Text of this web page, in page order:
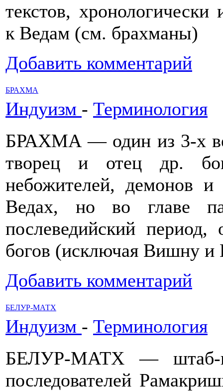
текстов,
к Ведам (см. брахманы)
Добавить комментарий
БРАХМА
Индуизм - Терминология
БРАХМА — один из 3-х
творец и отец др.
небожителей, демонов
Ведах, но во главе
послеведийский
богов (исключая Вишну
Добавить комментарий
БЕЛУР-МАТХ
Индуизм - Терминология
БЕЛУР-МАТХ — штаб-
последователей